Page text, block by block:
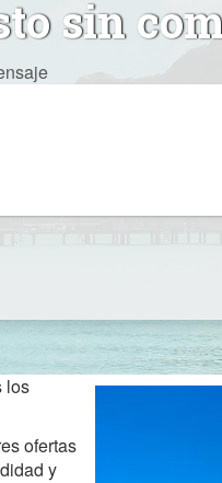
sin
los
ofertas
y